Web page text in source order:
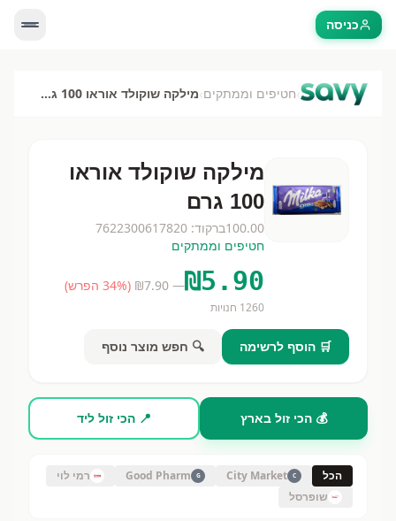
כניסה
›חטיפים וממתקים› מילקה שוקולד אוראו 100 גרם
מילקה שוקולד אוראו
100 גרם
100.00ברקוד: 7622300617820
חטיפים וממתקים
₪5.90
— ₪
7.90
(
34% הפרש)
1260 חנויות
🛒 הוסף לרשימה 🔍 חפש מוצר נוסף
💰 הכי זול בארץ 📍 הכי זול ליד
הכל C
City Market
G
Good Pharm
רמי לוי
שופרסל